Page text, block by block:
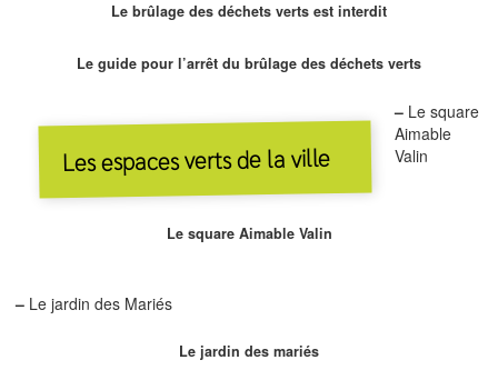
Le brûlage des déchets verts est interdit
Le guide pour l’arrêt du brûlage des déchets verts
Les espaces verts de la ville
– Le square
Aimable
Valin
Le square Aimable Valin
– Le jardin des Mariés
Le jardin des mariés